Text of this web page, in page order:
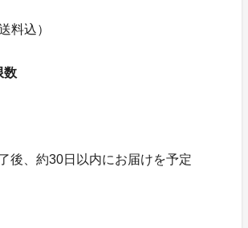
料込）
数
後、約30日以内にお届けを予定